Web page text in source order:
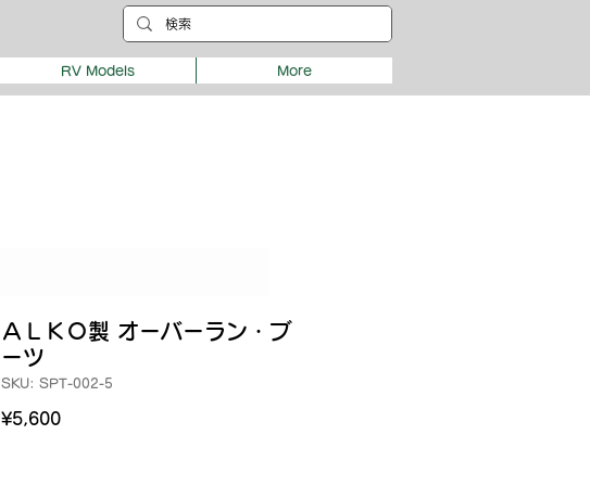
RV Models More
ＡＬＫＯ製 オーバーラン・ブ
ーツ
SKU: SPT-002-5
¥5,600Price